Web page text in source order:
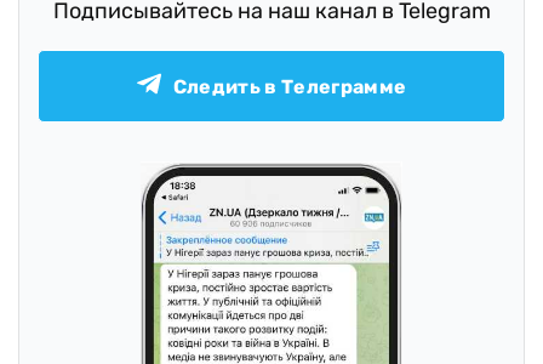
Подписывайтесь на наш канал в Telegram
Следить в Телеграмме